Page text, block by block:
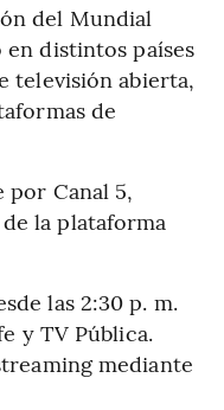
del Mundial
distintos países
televisión abierta,
de
por Canal 5,
la plataforma
las 2:30 p. m.
y TV Pública.
mediante